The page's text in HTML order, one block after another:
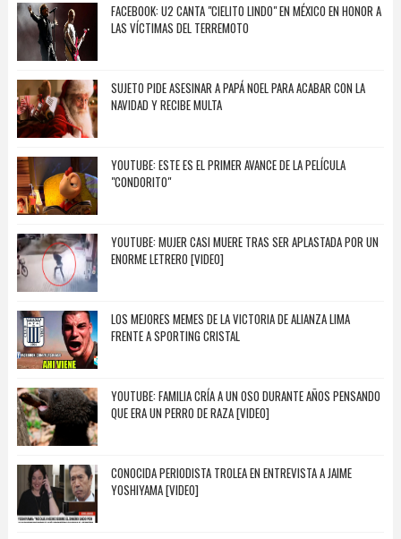
FACEBOOK: U2 CANTA "CIELITO LINDO" EN MÉXICO EN HONOR A
LAS VÍCTIMAS DEL TERREMOTO
SUJETO PIDE ASESINAR A PAPÁ NOEL PARA ACABAR CON LA
NAVIDAD Y RECIBE MULTA
YOUTUBE: ESTE ES EL PRIMER AVANCE DE LA PELÍCULA
"CONDORITO"
YOUTUBE: MUJER CASI MUERE TRAS SER APLASTADA POR UN
ENORME LETRERO [VIDEO]
LOS MEJORES MEMES DE LA VICTORIA DE ALIANZA LIMA
FRENTE A SPORTING CRISTAL
YOUTUBE: FAMILIA CRÍA A UN OSO DURANTE AÑOS PENSANDO
QUE ERA UN PERRO DE RAZA [VIDEO]
CONOCIDA PERIODISTA TROLEA EN ENTREVISTA A JAIME
YOSHIYAMA [VIDEO]